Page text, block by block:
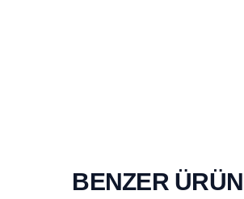
BENZER